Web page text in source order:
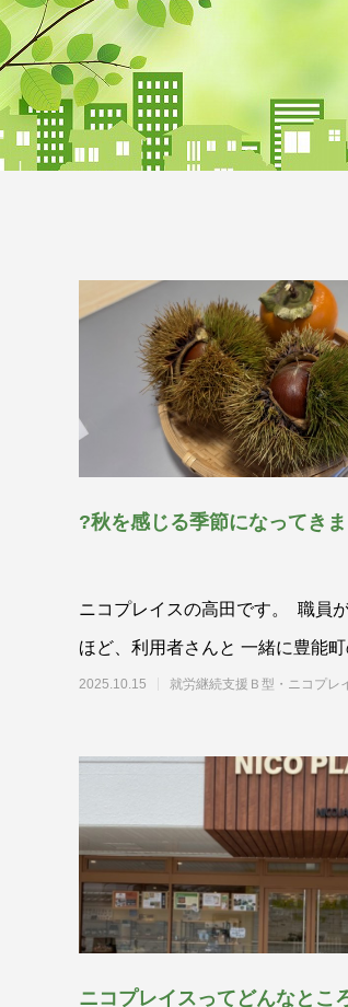
?秋を感じる季節になってき
ニコプレイスの高田です。 職員
ほど、利用者さんと 一緒に豊能
取り組んで
2025.10.15 就労継続支援Ｂ型・
ニコプレイスってどんなとこ